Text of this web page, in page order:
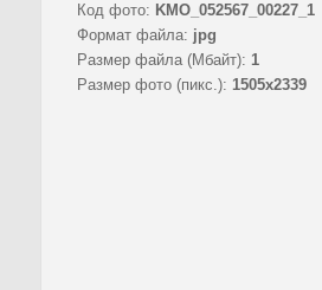
Код фото: KMO_052567_00227_1
Формат файла: jpg
Размер файла (Мбайт): 1
Размер фото (пикс.): 1505x2339